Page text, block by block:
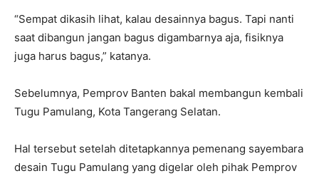
“Sempat dikasih lihat, kalau desainnya bagus. Tapi nanti
saat dibangun jangan bagus digambarnya aja, fisiknya
juga harus bagus,” katanya.
Sebelumnya, Pemprov Banten bakal membangun kembali
Tugu Pamulang, Kota Tangerang Selatan.
Hal tersebut setelah ditetapkannya pemenang sayembara
desain Tugu Pamulang yang digelar oleh pihak Pemprov